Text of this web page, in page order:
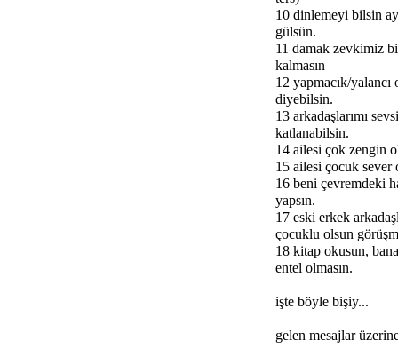
10 dinlemeyi bilsin
gülsün.
11 damak zevkimiz
kalmasın
12 yapmacık/
diyebilsin.
13 arkadaşlarımı
katlanabilsin.
14 ailesi çok zengin
15 ailesi çocuk sever
16 beni çevremdeki
yapsın.
17 eski erkek
çocuklu olsun
18 kitap okusun,
entel olmasın.
işte böyle bişiy...
gelen mesajlar